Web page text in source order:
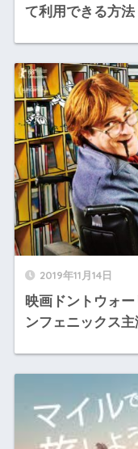
て利用できる方法
2019年11月14日
映画ドントウォ
ンフェニックス主